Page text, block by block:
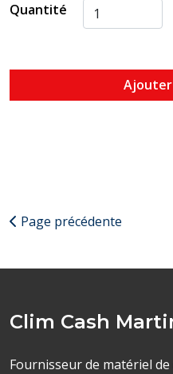
Quantité
Ajouter
Page précédente
Clim Cash
Fournisseur de matériel